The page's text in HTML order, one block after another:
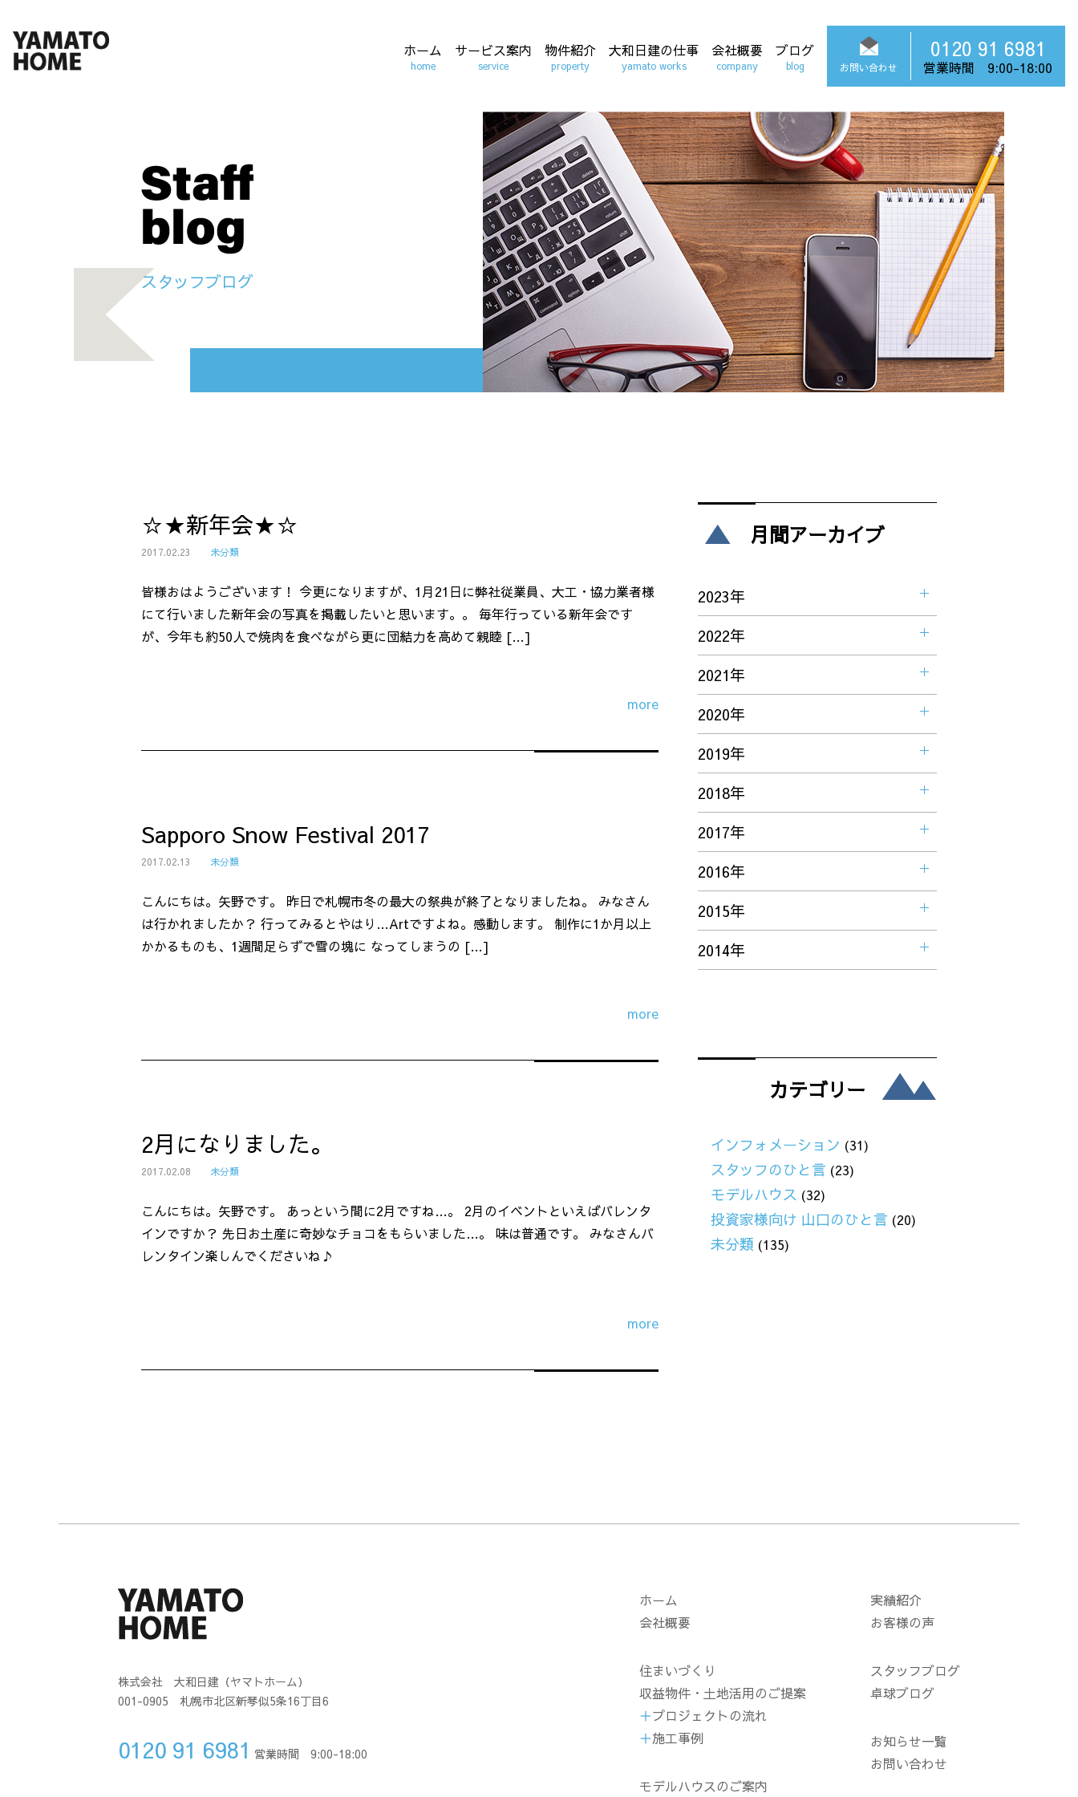
ホーム
home
サービス案内
service
収益物件・土地
活用のご提案
物件紹介
property
モデルハウスの
ご案内
販売物件ご紹介
大和日建の仕事
yamato works
実績紹介
お客様の声
会社概要
company
ブログ
blog
スタッフブログ
卓球ブログ
お問い合わせ
0120 91 6981
営業時間 9:00-18:00
スタッフブログ
☆★新年会★☆
2017.02.23 未分類
皆様おはようございます！ 今更になりますが、1月21日に弊社従業員、大工・協力業者様
にて行いました新年会の写真を掲載したいと思います。。 毎年行っている新年会です
が、今年も約50人で焼肉を食べながら更に団結力を高めて親睦 […]
more
Sapporo Snow Festival 2017
2017.02.13 未分類
こんにちは。矢野です。 昨日で札幌市冬の最大の祭典が終了となりましたね。 みなさん
は行かれましたか？ 行ってみるとやはり…Artですよね。感動します。 制作に1か月以上
かかるものも、1週間足らずで雪の塊に なってしまうの […]
more
2月になりました。
2017.02.08 未分類
こんにちは。矢野です。 あっという間に2月ですね…。 2月のイベントといえばバレンタ
インですか？ 先日お土産に奇妙なチョコをもらいました…。 味は普通です。 みなさんバ
レンタイン楽しんでくださいね♪
more
月間アーカイブ
2023年
2022年
2021年
2020年
2019年
2018年
2017年
2016年
2015年
2014年
カテゴリー
インフォメーション (31)
スタッフのひと言 (23)
モデルハウス (32)
投資家様向け 山口のひと言 (20)
未分類 (135)
株式会社 大和日建（ヤマトホーム）
001-0905 札幌市北区新琴似5条16丁目6
0120 91 6981 営業時間 9:00-18:00
ホーム
会社概要
住まいづくり
収益物件・土地活用のご提案
プロジェクトの流れ
施工事例
モデルハウスのご案内
実績紹介
お客様の声
スタッフブログ
卓球ブログ
お知らせ一覧
お問い合わせ